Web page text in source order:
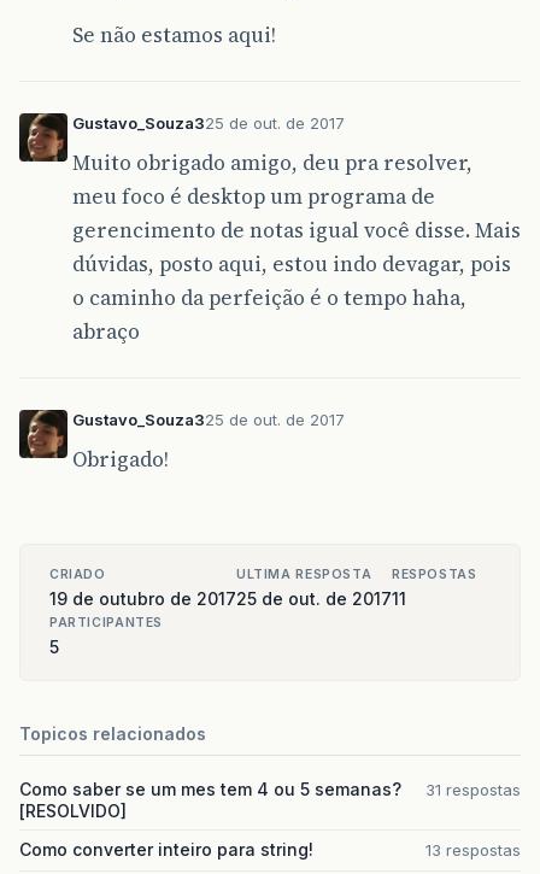
Se não estamos aqui!
Gustavo_Souza325 de out. de 2017
Muito obrigado amigo, deu pra resolver,
meu foco é desktop um programa de
gerencimento de notas igual você disse. Mais
dúvidas, posto aqui, estou indo devagar, pois
o caminho da perfeição é o tempo haha,
abraço
Gustavo_Souza325 de out. de 2017
Obrigado!
CRIADO
19 de outubro de 2017
ULTIMA RESPOSTA
25 de out. de 2017
RESPOSTAS
11
PARTICIPANTES
5
Topicos relacionados
Como saber se um mes tem 4 ou 5 semanas?
[RESOLVIDO]
31 respostas
Como converter inteiro para string! 13 respostas